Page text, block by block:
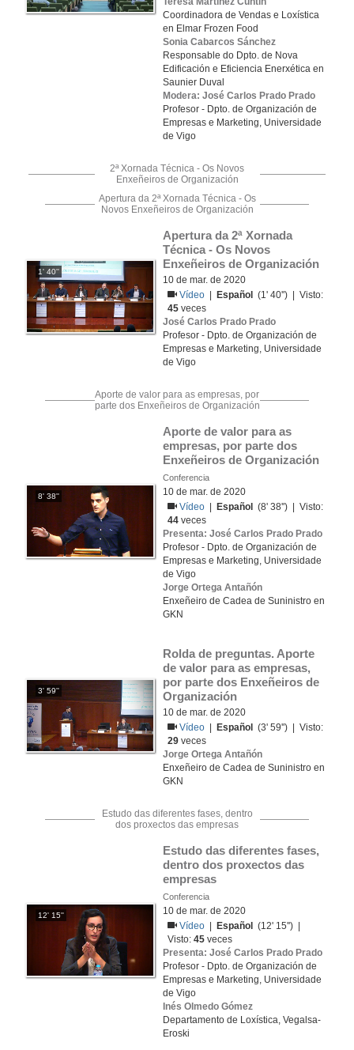
Coordinadora de Vendas e Loxística
en Elmar Frozen Food
Sonia Cabarcos Sánchez
Responsable do Dpto. de Nova
Edificación e Eficiencia Enerxética en
Saunier Duval
Modera: José Carlos Prado Prado
Profesor - Dpto. de Organización de
Empresas e Marketing, Universidade
de Vigo
2ª Xornada Técnica - Os Novos
Enxeñeiros de Organización
Apertura da 2ª Xornada Técnica - Os
Novos Enxeñeiros de Organización
1' 40''
Apertura da 2ª Xornada
Técnica - Os Novos
Enxeñeiros de Organización
10 de mar. de 2020
Vídeo
Español
(1' 40'') | Visto:
45 veces
José Carlos Prado Prado
Profesor - Dpto. de Organización de
Empresas e Marketing, Universidade
de Vigo
Aporte de valor para as empresas, por
parte dos Enxeñeiros de Organización
8' 38''
Aporte de valor para as
empresas, por parte dos
Enxeñeiros de Organización
Conferencia
10 de mar. de 2020
Vídeo
Español
(8' 38'') | Visto:
44 veces
Presenta: José Carlos Prado Prado
Profesor - Dpto. de Organización de
Empresas e Marketing, Universidade
de Vigo
Jorge Ortega Antañón
Enxeñeiro de Cadea de Suninistro en
GKN
3' 59''
Rolda de preguntas. Aporte
de valor para as empresas,
por parte dos Enxeñeiros de
Organización
10 de mar. de 2020
Vídeo
Español
(3' 59'') | Visto:
29 veces
Jorge Ortega Antañón
Enxeñeiro de Cadea de Suninistro en
GKN
Estudo das diferentes fases, dentro
dos proxectos das empresas
12' 15''
Estudo das diferentes fases,
dentro dos proxectos das
empresas
Conferencia
10 de mar. de 2020
Vídeo
Español
(12' 15'') |
Visto:45 veces
Presenta: José Carlos Prado Prado
Profesor - Dpto. de Organización de
Empresas e Marketing, Universidade
de Vigo
Inés Olmedo Gómez
Departamento de Loxística, Vegalsa-
Eroski